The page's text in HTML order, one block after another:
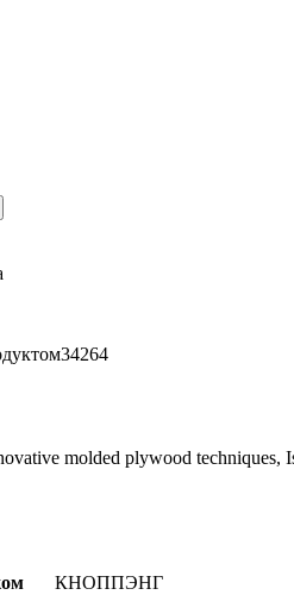
molded plywood techniques,
КНОППЭНГ